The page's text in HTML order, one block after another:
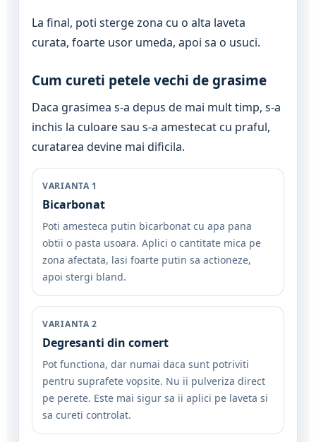
La final, poti sterge zona cu o alta laveta
curata, foarte usor umeda, apoi sa o usuci.
Cum cureti petele vechi de grasime
Daca grasimea s-a depus de mai mult timp, s-a
inchis la culoare sau s-a amestecat cu praful,
curatarea devine mai dificila.
VARIANTA 1
Bicarbonat
Poti amesteca putin bicarbonat cu apa pana
obtii o pasta usoara. Aplici o cantitate mica pe
zona afectata, lasi foarte putin sa actioneze,
apoi stergi bland.
VARIANTA 2
Degresanti din comert
Pot functiona, dar numai daca sunt potriviti
pentru suprafete vopsite. Nu ii pulveriza direct
pe perete. Este mai sigur sa ii aplici pe laveta si
sa cureti controlat.